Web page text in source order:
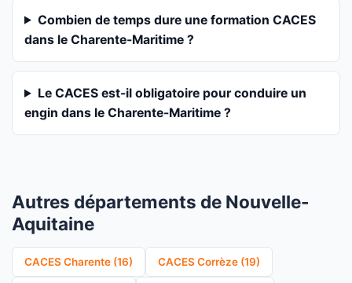
Combien de temps dure une formation CACES
dans le Charente-Maritime ?
Le CACES est-il obligatoire pour conduire un
engin dans le Charente-Maritime ?
Autres départements de Nouvelle-
Aquitaine
CACES Charente (16) CACES Corrèze (19)